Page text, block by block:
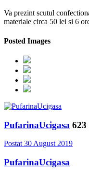
Va prezint scutul
materiale circa 50 lei si 6
Posted Images
PufarinaUcigasa 623
Postat 30 August 2019
PufarinaUcigasa